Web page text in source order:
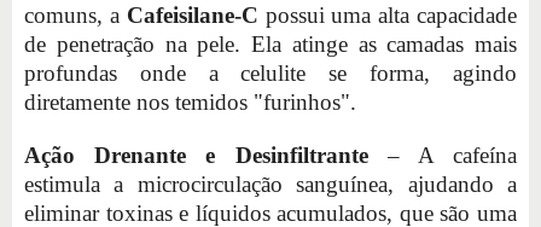
comuns, a Cafeisilane-C possui uma alta capacidade
de penetração na pele. Ela atinge as camadas mais
profundas onde a celulite se forma, agindo
diretamente nos temidos "furinhos".
Ação Drenante e Desinfiltrante– A cafeína
estimula a microcirculação sanguínea, ajudando a
eliminar toxinas e líquidos acumulados, que são uma